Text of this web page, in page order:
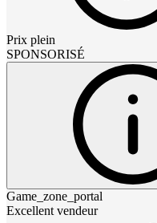
Prix plein
SPONSORISÉ
Game_zone_portal
Excellent vendeur